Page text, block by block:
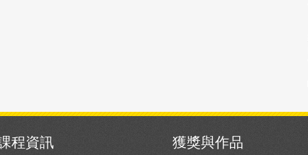
程資訊 獲獎與作品